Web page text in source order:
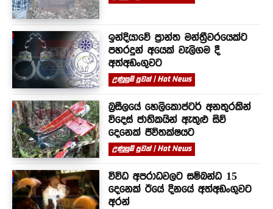
ඉන්දියාවේ ප්‍රාන්ත මන්ත්‍රීවරයෙක්ට
පහරදුන් අයෙක් වැලිගම දී
අත්අඩංගුවට
උණුසුම් පුවත් | Hot News
බ්‍රසීලයේ හෙලිකොප්ටර් අනතුරකින්
විදෙස් ජාතිකයින් ඇතුළු සිව්
දෙනෙක් ජීවිතක්ෂයට
උණුසුම් පුවත් | Hot News
විවිධ අපරාධවලට සම්බන්ධ 15
දෙනෙක් ඊයේ දිනයේ අත්අඩංගුවට
අරන්